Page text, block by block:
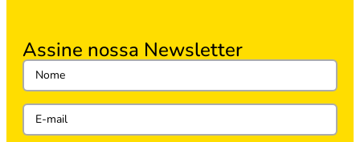
Assine nossa Newsletter